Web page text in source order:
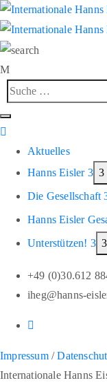
Aktuelles
Hanns Eisler
Die Gesellschaft
Hanns Eisler
Unterstützen!
+49 (0)30.612
iheg@hanns-
Impressum/
Internationale Hanns